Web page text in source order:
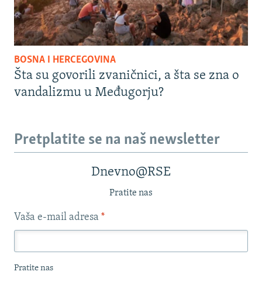
BOSNA I HERCEGOVINA
Šta su govorili zvaničnici, a šta se zna o
vandalizmu u Međugorju?
Pretplatite se na naš newsletter
Dnevno@RSE
Pratite nas
Vaša e-mail adresa *
Pratite nas